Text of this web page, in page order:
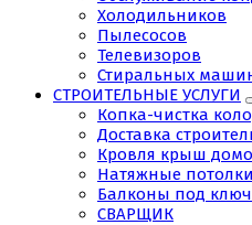
Холодильников
Пылесосов
Телевизоров
Стиральных
СТРОИТЕЛЬНЫЕ УСЛУГИ
Копка-чистка
Доставка
Кровля крыш
Натяжные потолки
Балконы под
СВАРЩИК